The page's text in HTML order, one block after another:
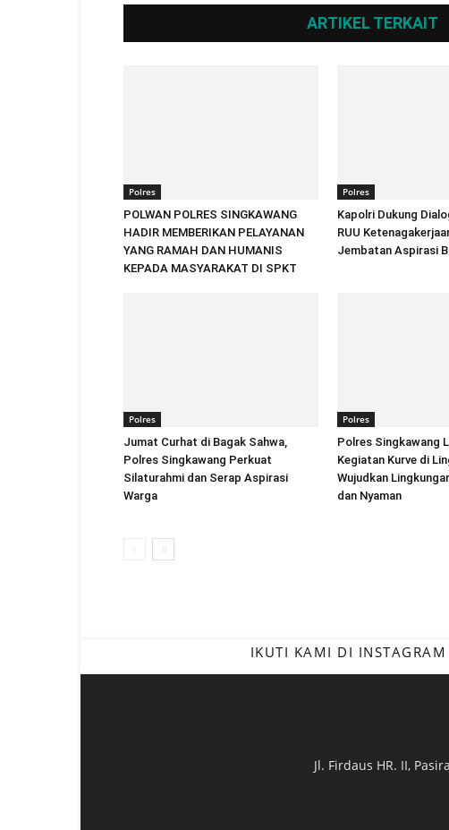
ARTIKEL TERKAIT
Polres
POLWAN POLRES SINGKAWANG
HADIR MEMBERIKAN PELAYANAN
YANG RAMAH DAN HUMANIS
KEPADA MASYARAKAT DI SPKT
Polres
Kapolri Dukung
RUU
Jembatan Aspirasi
Polres
Jumat Curhat di Bagak Sahwa,
Polres Singkawang Perkuat
Silaturahmi dan Serap Aspirasi
Warga
Polres
Polres Singkawang
Kegiatan Kurve di
Wujudkan
dan Nyaman
IKUTI KAMI DI INSTAGRAM
Jl. Firdaus HR. II,